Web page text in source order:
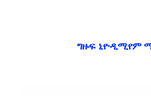
ግዙፍ ኒዮዲሚየም